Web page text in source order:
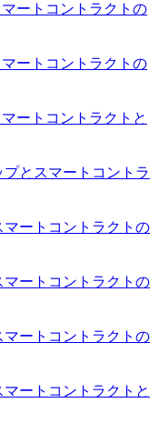
ートコントラクトの
ートコントラクトの
ートコントラクトと
プとスマートコントラ
マートコントラクトの
マートコントラクトの
マートコントラクトの
ートコントラクトと